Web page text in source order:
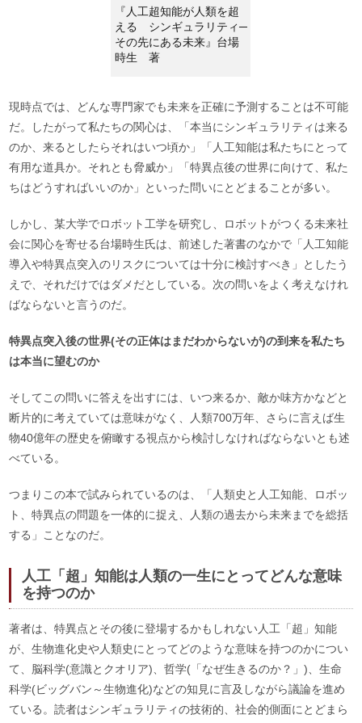
『人工超知能が人類を超
える シンギュラリティ─
その先にある未来』台場
時生 著
現時点では、どんな専門家でも未来を正確に予測することは不可能
だ。したがって私たちの関心は、「本当にシンギュラリティは来る
のか、来るとしたらそれはいつ頃か」「人工知能は私たちにとって
有用な道具か。それとも脅威か」「特異点後の世界に向けて、私た
ちはどうすればいいのか」といった問いにとどまることが多い。
しかし、某大学でロボット工学を研究し、ロボットがつくる未来社
会に関心を寄せる台場時生氏は、前述した著書のなかで「人工知能
導入や特異点突入のリスクについては十分に検討すべき」としたう
えで、それだけではダメだとしている。次の問いをよく考えなけれ
ばならないと言うのだ。
特異点突入後の世界(その正体はまだわからないが)の到来を私たち
は本当に望むのか
そしてこの問いに答えを出すには、いつ来るか、敵か味方かなどと
断片的に考えていては意味がなく、人類700万年、さらに言えば生
物40億年の歴史を俯瞰する視点から検討しなければならないとも述
べている。
つまりこの本で試みられているのは、「人類史と人工知能、ロボッ
ト、特異点の問題を一体的に捉え、人類の過去から未来までを総括
する」ことなのだ。
人工「超」知能は人類の一生にとってどんな意味
を持つのか
著者は、特異点とその後に登場するかもしれない人工「超」知能
が、生物進化史や人類史にとってどのような意味を持つのかについ
て、脳科学(意識とクオリア)、哲学(「なぜ生きるのか？」)、生命
科学(ビッグバン～生物進化)などの知見に言及しながら議論を進め
ている。読者はシンギュラリティの技術的、社会的側面にとどまら